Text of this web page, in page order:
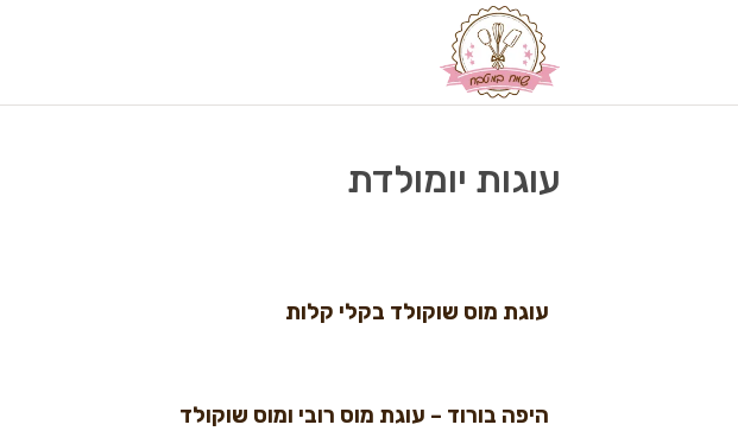
עוגות יומולדת
עוגת מוס שוקולד בקלי קלות
היפה בורוד – עוגת מוס רובי ומוס שוקולד